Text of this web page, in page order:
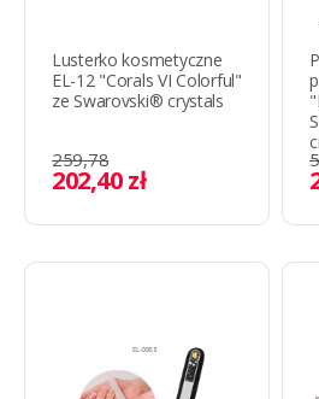
Lusterko kosmetyczne
EL-12 "Corals VI Colorful"
ze Swarovski® crystals
259,78
202,40 zł